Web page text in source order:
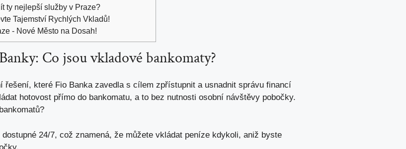
ty nejlepší služby v Praze?
Tajemství Rychlých Vkladů!
- Nové Město na Dosah!
Co jsou vkladové bankomaty?
řešení, které Fio Banka zavedla s cílem zpřístupnit a usnadnit správu financí
hotovost přímo do bankomatu, a to bez nutnosti osobní návštěvy pobočky.
24/7, což znamená, že můžete vkládat peníze kdykoli, aniž byste
.